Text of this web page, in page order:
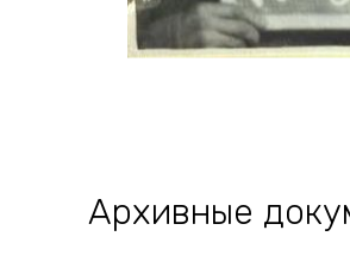
Архивные